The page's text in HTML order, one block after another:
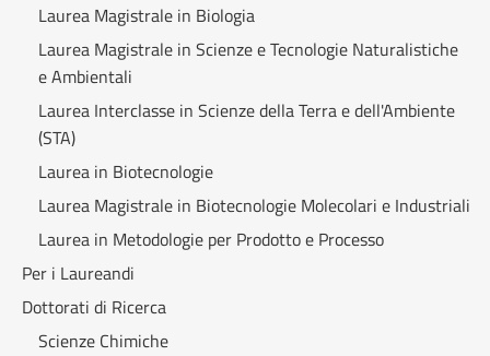
Laurea Magistrale in Biologia
Laurea Magistrale in Scienze e Tecnologie Naturalistiche
e Ambientali
Laurea Interclasse in Scienze della Terra e dell'Ambiente
(STA)
Laurea in Biotecnologie
Laurea Magistrale in Biotecnologie Molecolari e Industriali
Laurea in Metodologie per Prodotto e Processo
Per i Laureandi
Dottorati di Ricerca
Scienze Chimiche